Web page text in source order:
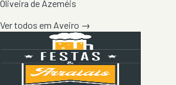
Oliveira de Azeméis
Ver todos em Aveiro →